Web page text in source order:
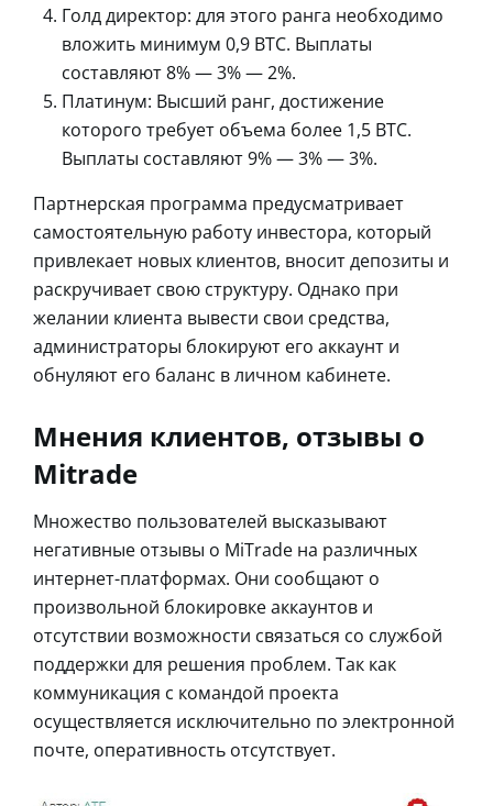
Голд директор: для этого ранга необходимо
вложить минимум 0,9 BTC. Выплаты
составляют 8% — 3% — 2%.
Платинум: Высший ранг, достижение
которого требует объема более 1,5 BTC.
Выплаты составляют 9% — 3% — 3%.
Партнерская программа предусматривает
самостоятельную работу инвестора, который
привлекает новых клиентов, вносит депозиты и
раскручивает свою структуру. Однако при
желании клиента вывести свои средства,
администраторы блокируют его аккаунт и
обнуляют его баланс в личном кабинете.
Мнения клиентов, отзывы о
Mitrade
Множество пользователей высказывают
негативные отзывы о MiTrade на различных
интернет-платформах. Они сообщают о
произвольной блокировке аккаунтов и
отсутствии возможности связаться со службой
поддержки для решения проблем. Так как
коммуникация с командой проекта
осуществляется исключительно по электронной
почте, оперативность отсутствует.